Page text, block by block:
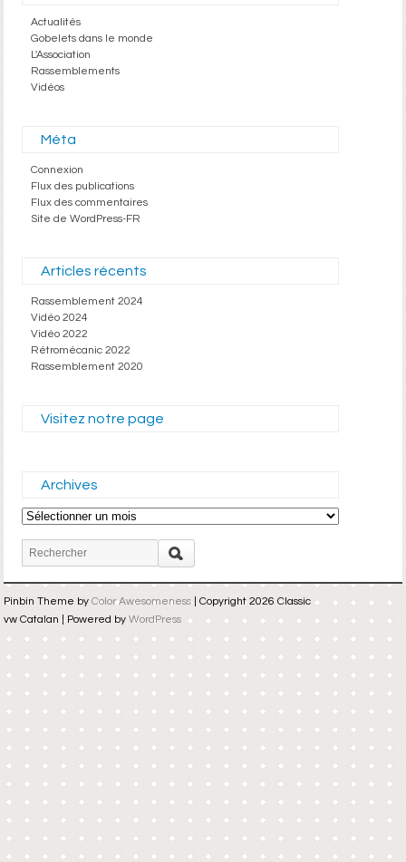
Actualités
Gobelets dans le monde
L'Association
Rassemblements
Vidéos
Méta
Connexion
Flux des publications
Flux des commentaires
Site de WordPress-FR
Articles récents
Rassemblement 2024
Vidéo 2024
Vidéo 2022
Rétromécanic 2022
Rassemblement 2020
Visitez notre page
Archives
Archives
Pinbin Theme by Color Awesomeness| Copyright 2026 Classic
vw Catalan | Powered by WordPress